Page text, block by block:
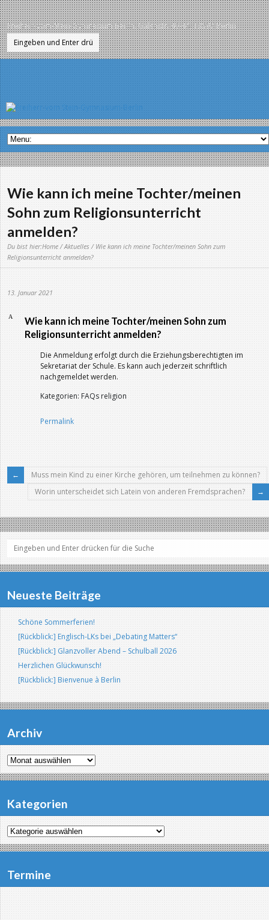
Freiherr-vom-Stein-Gymnasium Berlin, Galenstr. 40-44, 13597 Berlin
Wie kann ich meine Tochter/meinen
Sohn zum Religionsunterricht
anmelden?
Du bist hier:Home/Aktuelles/ Wie kann ich meine Tochter/meinen Sohn zum
Religionsunterricht anmelden?
13. Januar 2021
A
Wie kann ich meine Tochter/meinen Sohn zum
Religionsunterricht anmelden?
Die Anmeldung erfolgt durch die Erziehungsberechtigten im
Sekretariat der Schule. Es kann auch jederzeit schriftlich
nachgemeldet werden.
Kategorien: FAQs religion
Permalink
Muss mein Kind zu einer Kirche gehören, um teilnehmen zu können?
Worin unterscheidet sich Latein von anderen Fremdsprachen?
Neueste Beiträge
Schöne Sommerferien!
[Rückblick:] Englisch-LKs bei „Debating Matters“
[Rückblick:] Glanzvoller Abend – Schulball 2026
Herzlichen Glückwunsch!
[Rückblick:] Bienvenue à Berlin
Archiv
Archiv
Kategorien
Kategorien
Termine